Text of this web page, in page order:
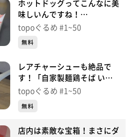
ホットドッグってこんなに美
味しいんですね！
「SURPASS」（青葉区片
topoぐるめ #1~50
無料
レアチャーシューも絶品で
す！「自家製麺鶏そば いち
むら」（塩竈市藤倉）＃
topoぐるめ #1~50
無料
店内は素敵な宝箱！まさにダ